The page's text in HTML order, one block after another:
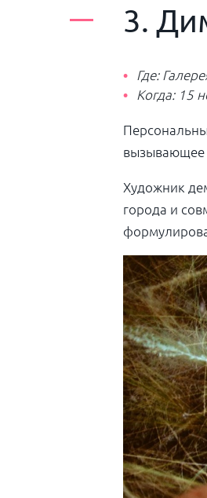
3.
Где:
Когда: 15
вызывающее
Художник
города и